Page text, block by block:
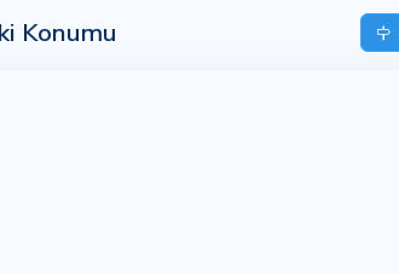
Konumu